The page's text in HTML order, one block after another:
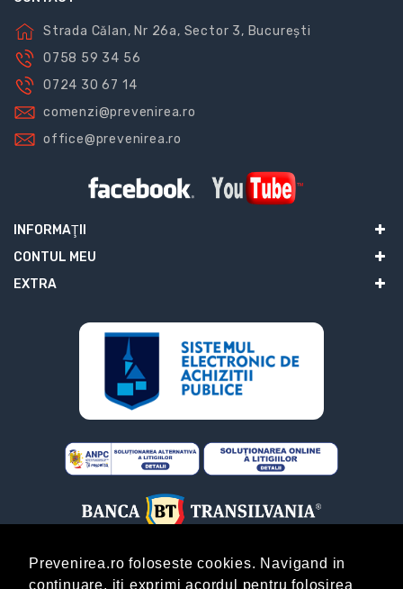
Prevenirea.ro foloseste cookies. Navigand in
continuare, iti exprimi acordul pentru folosirea
Strada Călan, Nr 26a, Sector 3, București
0758 59 34 56
0724 30 67 14
comenzi@prevenirea.ro
office@prevenirea.ro
INFORMAŢII
CONTUL MEU
EXTRA